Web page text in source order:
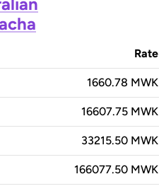
Rate
1660.78 MWK
16607.75 MWK
33215.50 MWK
166077.50 MWK